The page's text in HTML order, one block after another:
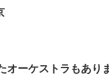
オーケストラもあ